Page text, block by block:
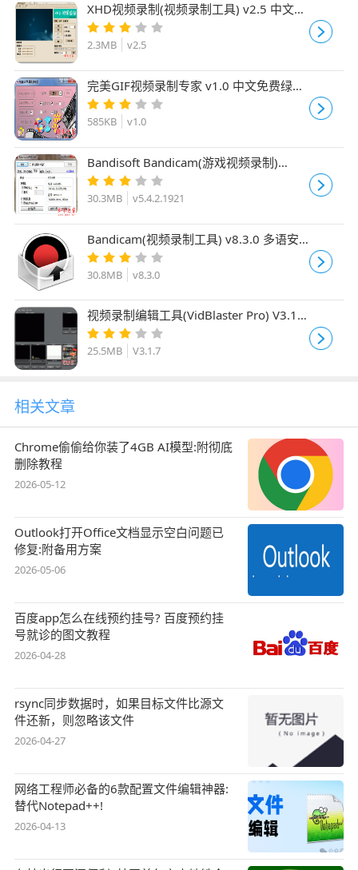
XHD视频录制(视频录制工具) v2.5 中文绿
色免费版
2.3MB v2.5
完美GIF视频录制专家 v1.0 中文免费绿色
版
585KB v1.0
Bandisoft Bandicam(游戏视频录制)
v5.4.2.1921 多国语言简体中文安装版
30.3MB v5.4.2.1921
Bandicam(视频录制工具) v8.3.0 多语安
装特别版 64位
30.8MB v8.3.0
视频录制编辑工具(VidBlaster Pro) V3.1.7
官方特别版
25.5MB V3.1.7
相关文章
Chrome偷偷给你装了4GB AI模型:附彻底
删除教程
2026-05-12
Outlook打开Office文档显示空白问题已
修复:附备用方案
2026-05-06
百度app怎么在线预约挂号? 百度预约挂
号就诊的图文教程
2026-04-28
rsync同步数据时，如果目标文件比源文
件还新，则忽略该文件
2026-04-27
网络工程师必备的6款配置文件编辑神器:
替代Notepad++!
2026-04-13